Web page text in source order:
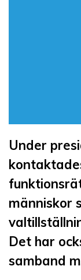
Under
människor
Det har
samband